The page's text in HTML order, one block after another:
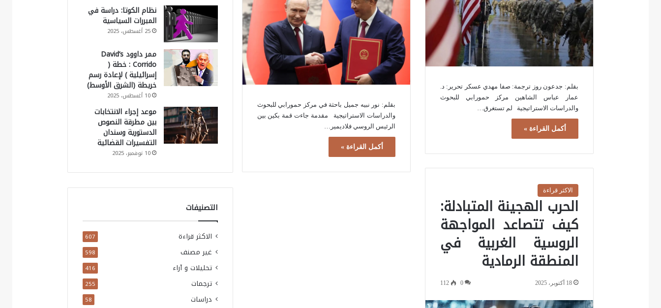
بقلم: جدعون روز ترجمة: صفا مهدي عسكر تحرير: د.
عمار عباس الشاهين مركز حمورابي للبحوث
والدراسات الاستراتيجية لم تستغرق…
أكمل القراءة »
بقلم: نور نبيه جميل باحثة في مركز حمورابي للبحوث
والدراسات الاستراتيجية مقدمة جاءت قمة بكين بين
الرئيس الروسي فلاديمير…
أكمل القراءة »
الاكثر قراءة
الحرب الهجينة المتبادلة:
كيف تتصاعد المواجهة
الروسية الغربية في
المنطقة الرمادية
18 أكتوبر، 2025 0
112
نظام الكوتا: دراسة في
المبررات السياسية
25 أغسطس، 2025
ممر داوود David’s
Corrido : خطة (
إسرائيلية ) لإعادة رسم
خريطة (الشرق الأوسط)
10 أغسطس، 2025
موعد إجراء الانتخابات
بين مطرقة النصوص
الدستورية وسندان
التفسيرات القضائية
10 نوفمبر، 2025
التصنيفات
الاكثر قراءة 607
غير مصنف 598
تحليلات و آراء 416
ترجمات 255
دراسات 58